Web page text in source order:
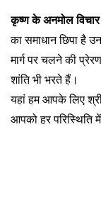
कृष्ण के अनमोल
का समाधान छिपा है
मार्ग पर चलने की
शांति भी भरते हैं।
यहां हम आपके लिए
आपको हर परिस्थिति में